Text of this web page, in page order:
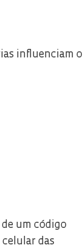
influenciam o
um código
celular das